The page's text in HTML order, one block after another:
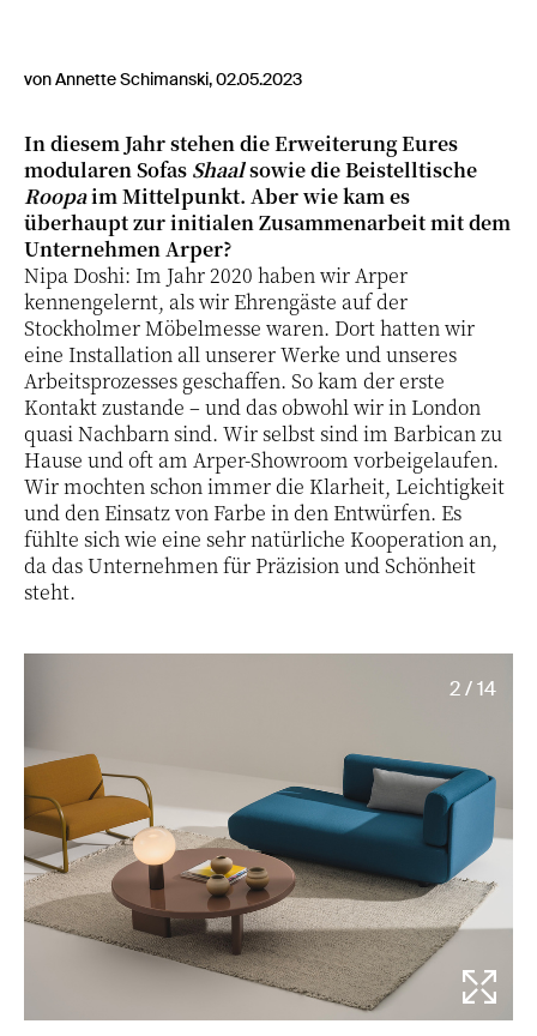
von Annette Schimanski, 02.05.2023
In diesem Jahr stehen die Erweiterung Eures
modularen Sofas Shaalsowie die Beistelltische
Roopaim Mittelpunkt. Aber wie kam es
überhaupt zur initialen Zusammenarbeit mit dem
Unternehmen Arper?
Nipa Doshi: Im Jahr 2020 haben wir Arper
kennengelernt, als wir Ehrengäste auf der
Stockholmer Möbelmesse waren. Dort hatten wir
eine Installation all unserer Werke und unseres
Arbeitsprozesses geschaffen. So kam der erste
Kontakt zustande – und das obwohl wir in London
quasi Nachbarn sind. Wir selbst sind im Barbican zu
Hause und oft am Arper-Showroom vorbeigelaufen.
Wir mochten schon immer die Klarheit, Leichtigkeit
und den Einsatz von Farbe in den Entwürfen. Es
fühlte sich wie eine sehr natürliche Kooperation an,
da das Unternehmen für Präzision und Schönheit
steht.
2 / 14